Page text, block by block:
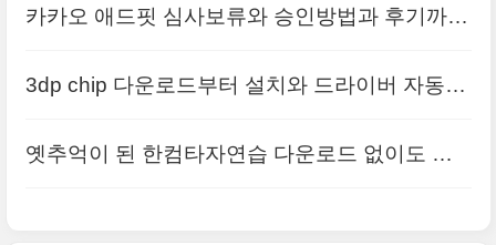
카카오 애드핏 심사보류와 승인방법과 후기까지
3dp chip 다운로드부터 설치와 드라이버 자동설
옛추억이 된 한컴타자연습 다운로드 없이도 가